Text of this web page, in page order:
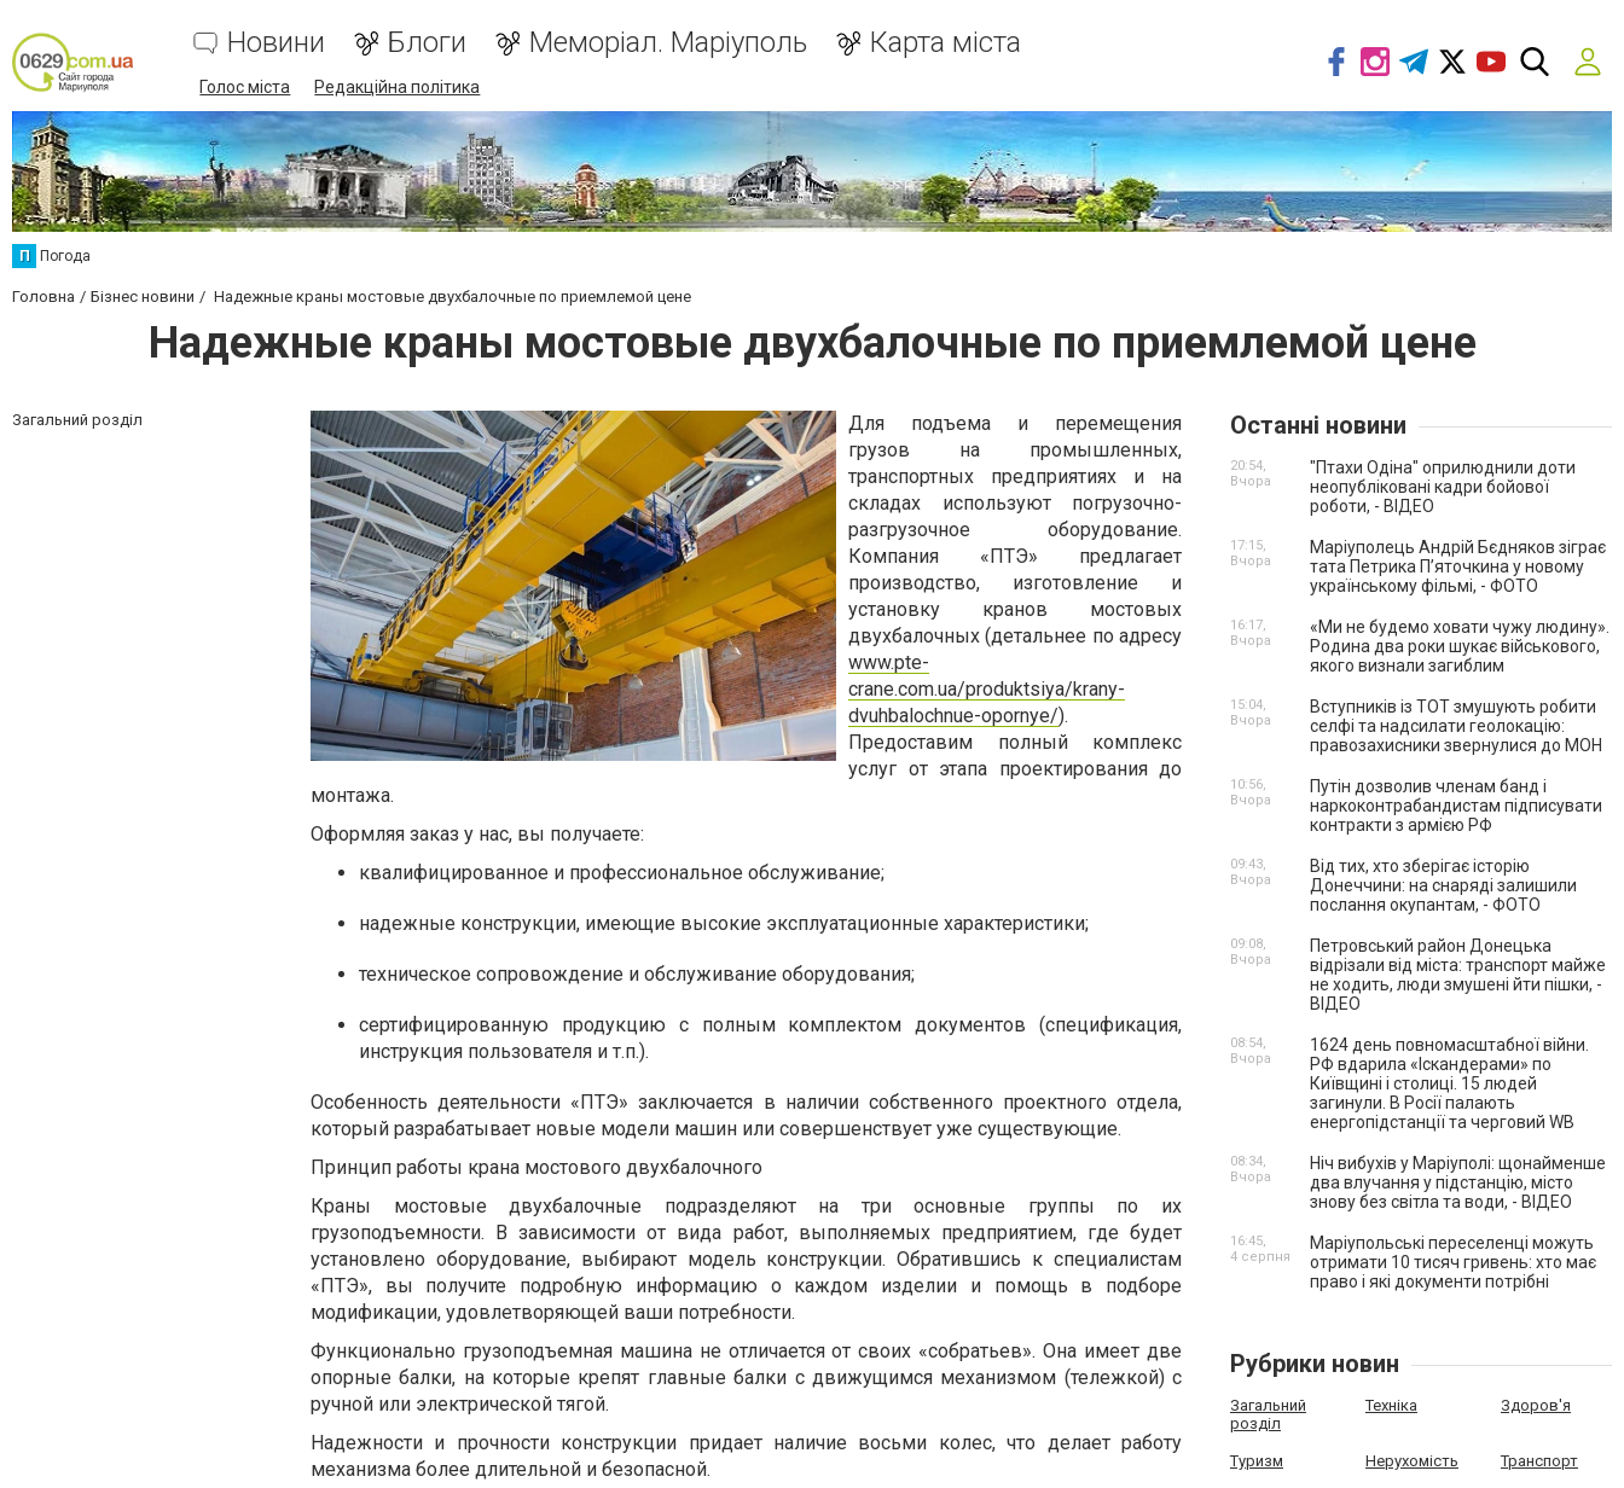
Новини Блоги Меморіал. Маріуполь Карта міста
Голос міста Редакційна політика
П Погода
Головна Бізнес новини Надежные краны мостовые двухбалочные по приемлемой цене
Надежные краны мостовые двухбалочные по приемлемой цене
Загальний розділ
Для подъема и перемещения
грузов на промышленных,
транспортных предприятиях и на
складах используют погрузочно-
разгрузочное оборудование.
Компания «ПТЭ» предлагает
производство, изготовление и
установку кранов мостовых
двухбалочных (детальнее по адресу
www.pte-
crane.com.ua/produktsiya/krany-
dvuhbalochnue-opornye/).
Предоставим полный комплекс
услуг от этапа проектирования до
монтажа.
Оформляя заказ у нас, вы получаете:
квалифицированное и профессиональное обслуживание;
надежные конструкции, имеющие высокие эксплуатационные характеристики;
техническое сопровождение и обслуживание оборудования;
сертифицированную продукцию с полным комплектом документов (спецификация,
инструкция пользователя и т.п.).
Особенность деятельности «ПТЭ» заключается в наличии собственного проектного отдела,
который разрабатывает новые модели машин или совершенствует уже существующие.
Принцип работы крана мостового двухбалочного
Краны мостовые двухбалочные подразделяют на три основные группы по их
грузоподъемности. В зависимости от вида работ, выполняемых предприятием, где будет
установлено оборудование, выбирают модель конструкции. Обратившись к специалистам
«ПТЭ», вы получите подробную информацию о каждом изделии и помощь в подборе
модификации, удовлетворяющей ваши потребности.
Функционально грузоподъемная машина не отличается от своих «собратьев». Она имеет две
опорные балки, на которые крепят главные балки с движущимся механизмом (тележкой) с
ручной или электрической тягой.
Надежности и прочности конструкции придает наличие восьми колес, что делает работу
механизма более длительной и безопасной.
Останні новини
"Птахи Одіна" оприлюднили доти
неопубліковані кадри бойової
роботи, - ВІДЕО
20:54,
Вчора
Маріуполець Андрій Бєдняков зіграє
тата Петрика П’яточкина у новому
українському фільмі, - ФОТО
17:15,
Вчора
«Ми не будемо ховати чужу людину».
Родина два роки шукає військового,
якого визнали загиблим
16:17,
Вчора
Вступників із ТОТ змушують робити
селфі та надсилати геолокацію:
правозахисники звернулися до МОН
15:04,
Вчора
Путін дозволив членам банд і
наркоконтрабандистам підписувати
контракти з армією РФ
10:56,
Вчора
Від тих, хто зберігає історію
Донеччини: на снаряді залишили
послання окупантам, - ФОТО
09:43,
Вчора
Петровський район Донецька
відрізали від міста: транспорт майже
не ходить, люди змушені йти пішки, -
ВІДЕО
09:08,
Вчора
1624 день повномасштабної війни.
РФ вдарила «Іскандерами» по
Київщині і столиці. 15 людей
загинули. В Росії палають
енергопідстанції та черговий WB
08:54,
Вчора
Ніч вибухів у Маріуполі: щонайменше
два влучання у підстанцію, місто
знову без світла та води, - ВІДЕО
08:34,
Вчора
Маріупольські переселенці можуть
отримати 10 тисяч гривень: хто має
право і які документи потрібні
16:45,
4 серпня
Рубрики новин
Загальний
розділ
Техніка Здоров'я
Туризм Нерухомість Транспорт